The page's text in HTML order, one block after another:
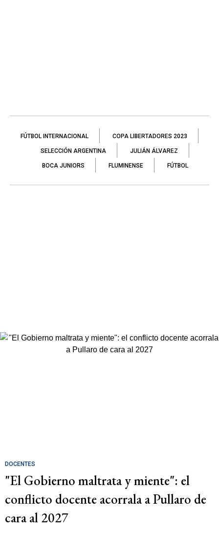
FÚTBOL INTERNACIONAL COPA LIBERTADORES 2023
SELECCIÓN ARGENTINA JULIÁN ÁLVAREZ
BOCA JUNIORS FLUMINENSE FÚTBOL
DOCENTES
"El Gobierno maltrata y miente": el
conflicto docente acorrala a Pullaro de
cara al 2027